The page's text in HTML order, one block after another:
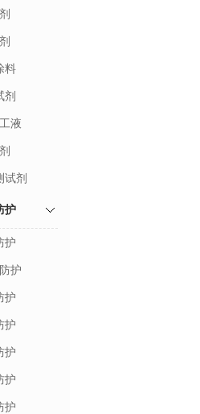
料
剂
液
试剂
护
护
护
护
护
护
护
护